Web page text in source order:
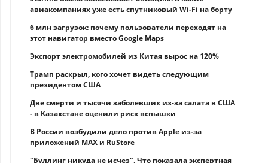
авиакомпаниях уже есть спутниковый Wi-Fi на борту
6 млн загрузок: почему пользователи переходят на
этот навигатор вместо Google Maps
Экспорт электромобилей из Китая вырос на 120%
Трамп раскрыл, кого хочет видеть следующим
президентом США
Две смерти и тысячи заболевших из-за салата в США
- в Казахстане оценили риск вспышки
В России возбудили дело против Apple из-за
приложений MAX и RuStore
"Буллинг никуда не исчез". Что показала экспертная